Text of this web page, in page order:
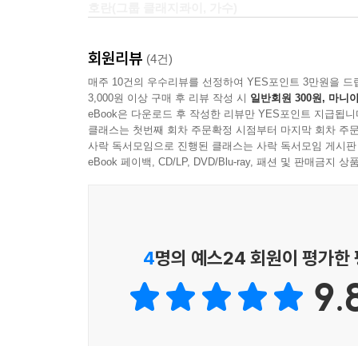
그 괴물은 더 이상 사랑을 믿지 않는 마음입니다.
--- 「엘리베이터에서 만나다」 중에서
신비롭기도 하고 똑똑하기도 하고 그리고 다정
있었네요.
이미나(≪그 남자 그 여자 1,2≫ 저자)
회원리뷰 (4건)
매주 10건의 우수리뷰를 선정하여 YES포인트 3만원을 드
3,000원 이상 구매 후 리뷰 작성 시 일반회원 300원, 마니
eBook은 다운로드 후 작성한 리뷰만 YES포인트 지급됩니
클래스는 첫번째 회차 주문확정 시점부터 마지막 회차 주
사락 독서모임으로 진행된 클래스는 사락 독서모임 게시
eBook 페이백, CD/LP, DVD/Blu-ray, 패션 및 판매금지 상
4명의 예스24 회원이 평가한